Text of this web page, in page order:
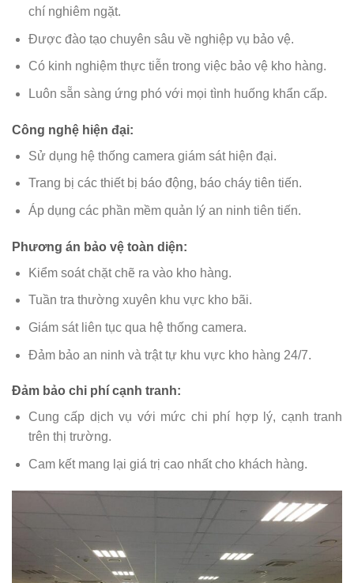
chí nghiêm ngặt.
Được đào tạo chuyên sâu về nghiệp vụ bảo vệ.
Có kinh nghiệm thực tiễn trong việc bảo vệ kho hàng.
Luôn sẵn sàng ứng phó với mọi tình huống khẩn cấp.
Công nghệ hiện đại:
Sử dụng hệ thống camera giám sát hiện đại.
Trang bị các thiết bị báo động, báo cháy tiên tiến.
Áp dụng các phần mềm quản lý an ninh tiên tiến.
Phương án bảo vệ toàn diện:
Kiểm soát chặt chẽ ra vào kho hàng.
Tuần tra thường xuyên khu vực kho bãi.
Giám sát liên tục qua hệ thống camera.
Đảm bảo an ninh và trật tự khu vực kho hàng 24/7.
Đảm bảo chi phí cạnh tranh:
Cung cấp dịch vụ với mức chi phí hợp lý, cạnh tranh
trên thị trường.
Cam kết mang lại giá trị cao nhất cho khách hàng.